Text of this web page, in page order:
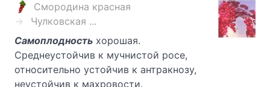
Смородина красная
Чулковская ...
Самоплодность хорошая.
Среднеустойчив к мучнистой росе,
относительно устойчив к антракнозу,
неустойчив к махровости.